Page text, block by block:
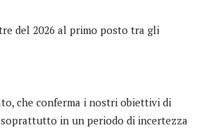
del 2026 al primo posto tra gli
che conferma i nostri obiettivi di
in un periodo di incertezza